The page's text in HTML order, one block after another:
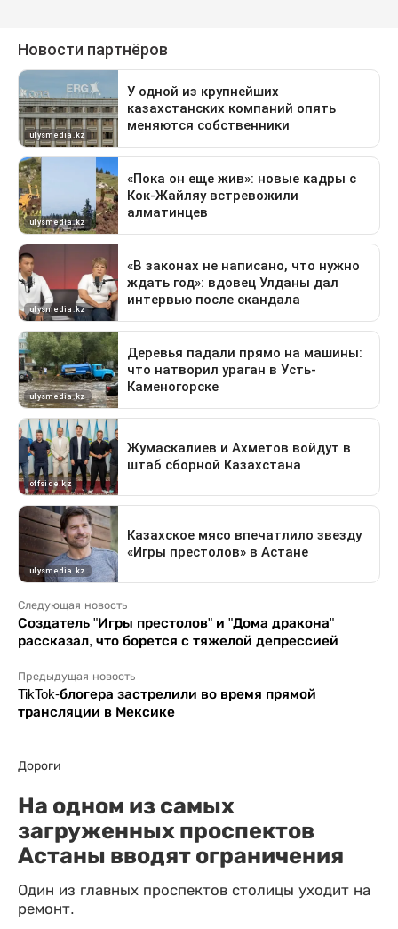
Следующая новость
Создатель "Игры престолов" и "Дома дракона"
рассказал, что борется с тяжелой депрессией
Предыдущая новость
TikTok-блогера застрелили во время прямой
трансляции в Мексике
Дороги
На одном из самых
загруженных проспектов
Астаны вводят ограничения
Один из главных проспектов столицы уходит на
ремонт.